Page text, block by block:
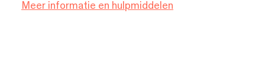
Meer informatie en hulpmiddelen